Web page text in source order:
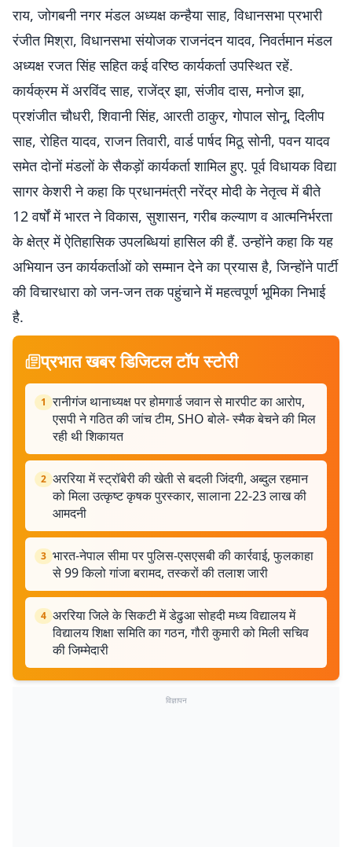
राय, जोगबनी नगर मंडल अध्यक्ष कन्हैया साह, विधानसभा प्रभारी
रंजीत मिश्रा, विधानसभा संयोजक राजनंदन यादव, निवर्तमान मंडल
अध्यक्ष रजत सिंह सहित कई वरिष्ठ कार्यकर्ता उपस्थित रहें.
कार्यक्रम में अरविंद साह, राजेंद्र झा, संजीव दास, मनोज झा,
प्रशंजीत चौधरी, शिवानी सिंह, आरती ठाकुर, गोपाल सोनू, दिलीप
साह, रोहित यादव, राजन तिवारी, वार्ड पार्षद मिठू सोनी, पवन यादव
समेत दोनों मंडलों के सैकड़ों कार्यकर्ता शामिल हुए. पूर्व विधायक विद्या
सागर केशरी ने कहा कि प्रधानमंत्री नरेंद्र मोदी के नेतृत्व में बीते
12 वर्षों में भारत ने विकास, सुशासन, गरीब कल्याण व आत्मनिर्भरता
के क्षेत्र में ऐतिहासिक उपलब्धियां हासिल की हैं. उन्होंने कहा कि यह
अभियान उन कार्यकर्ताओं को सम्मान देने का प्रयास है, जिन्होंने पार्टी
की विचारधारा को जन-जन तक पहुंचाने में महत्वपूर्ण भूमिका निभाई
है.
प्रभात खबर डिजिटल टॉप स्टोरी
1 रानीगंज थानाध्यक्ष पर होमगार्ड जवान से मारपीट का आरोप,
एसपी ने गठित की जांच टीम, SHO बोले- स्मैक बेचने की मिल
रही थी शिकायत
2 अररिया में स्ट्रॉबेरी की खेती से बदली जिंदगी, अब्दुल रहमान
को मिला उत्कृष्ट कृषक पुरस्कार, सालाना 22-23 लाख की
आमदनी
3 भारत-नेपाल सीमा पर पुलिस-एसएसबी की कार्रवाई, फुलकाहा
से 99 किलो गांजा बरामद, तस्करों की तलाश जारी
4 अररिया जिले के सिकटी में डेढुआ सोहदी मध्य विद्यालय में
विद्यालय शिक्षा समिति का गठन, गौरी कुमारी को मिली सचिव
की जिम्मेदारी
विज्ञापन